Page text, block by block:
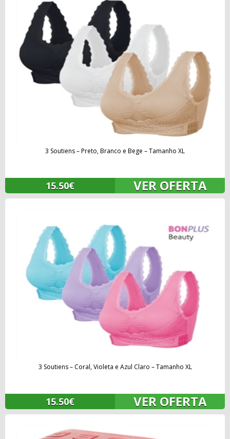
3 Soutiens – Preto, Branco e Bege – Tamanho XL
15.50€ VER OFERTA
3 Soutiens – Coral, Violeta e Azul Claro – Tamanho XL
15.50€ VER OFERTA